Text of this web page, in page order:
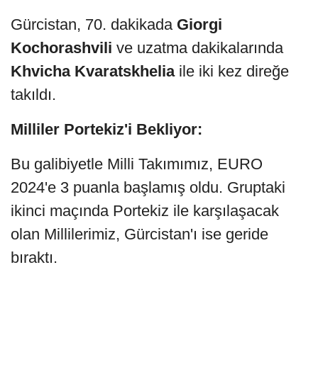
Gürcistan, 70. dakikada Giorgi
Kochorashvili ve uzatma dakikalarında
Khvicha Kvaratskheliaile iki kez direğe
takıldı.
Milliler Portekiz'i Bekliyor:
Bu galibiyetle Milli Takımımız, EURO
2024'e 3 puanla başlamış oldu. Gruptaki
ikinci maçında Portekiz ile karşılaşacak
olan Millilerimiz, Gürcistan'ı ise geride
bıraktı.